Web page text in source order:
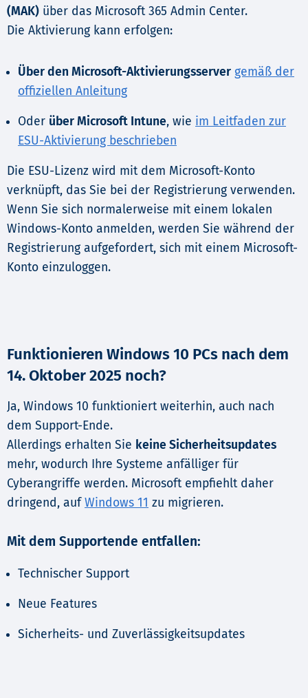
(MAK) über das Microsoft 365 Admin Center.
Die Aktivierung kann erfolgen:
Über den Microsoft-Aktivierungsserver gemäß der
offiziellen Anleitung
Oder über Microsoft Intune, wie im Leitfaden zur
ESU-Aktivierung beschrieben
Die ESU-Lizenz wird mit dem Microsoft-Konto
verknüpft, das Sie bei der Registrierung verwenden.
Wenn Sie sich normalerweise mit einem lokalen
Windows-Konto anmelden, werden Sie während der
Registrierung aufgefordert, sich mit einem Microsoft-
Konto einzuloggen.
Funktionieren Windows 10 PCs nach dem
14. Oktober 2025 noch?
Ja, Windows 10 funktioniert weiterhin, auch nach
dem Support-Ende.
Allerdings erhalten Sie keine Sicherheitsupdates
mehr, wodurch Ihre Systeme anfälliger für
Cyberangriffe werden. Microsoft empfiehlt daher
dringend, aufWindows 11 zu migrieren.
Mit dem Supportende entfallen:
Technischer Support
Neue Features
Sicherheits- und Zuverlässigkeitsupdates